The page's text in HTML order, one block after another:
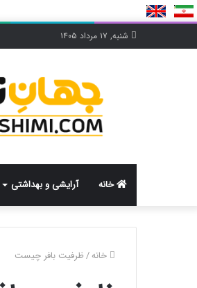
شنبه, ۱۷ مرداد ۱۴۰۵
خانه آرایشی و بهداشتی
خانه/ظرفیت بافر چیست